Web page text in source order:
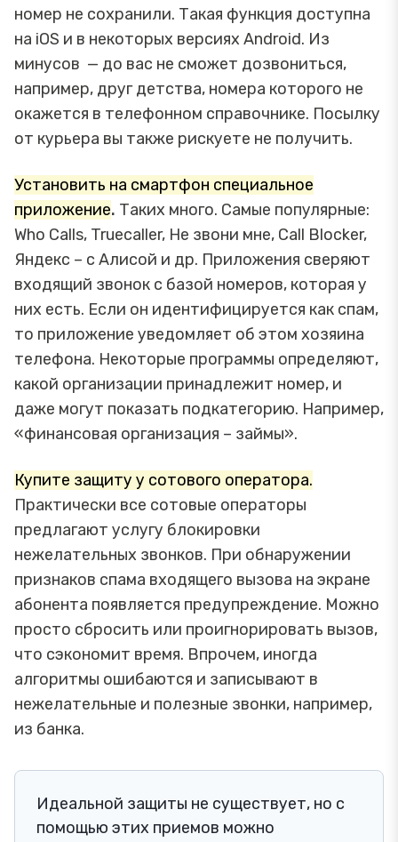
номер не сохранили. Такая функция доступна
на iOS и в некоторых версиях Android. Из
минусов — до вас не сможет дозвониться,
например, друг детства, номера которого не
окажется в телефонном справочнике. Посылку
от курьера вы также рискуете не получить.
Установить на смартфон специальное
приложение. Таких много. Самые популярные:
Who Calls, Truecaller, Не звони мне, Call Blocker,
Яндекс – с Алисой и др. Приложения сверяют
входящий звонок с базой номеров, которая у
них есть. Если он идентифицируется как спам,
то приложение уведомляет об этом хозяина
телефона. Некоторые программы определяют,
какой организации принадлежит номер, и
даже могут показать подкатегорию. Например,
«финансовая организация – займы».
Купите защиту у сотового оператора.
Практически все сотовые операторы
предлагают услугу блокировки
нежелательных звонков. При обнаружении
признаков спама входящего вызова на экране
абонента появляется предупреждение. Можно
просто сбросить или проигнорировать вызов,
что сэкономит время. Впрочем, иногда
алгоритмы ошибаются и записывают в
нежелательные и полезные звонки, например,
из банка.
Идеальной защиты не существует, но с
помощью этих приемов можно